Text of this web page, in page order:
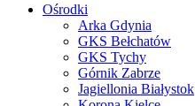
Ośrodki
Arka Gdynia
GKS Bełchatów
GKS Tychy
Górnik Zabrze
Jagiellonia Białystok